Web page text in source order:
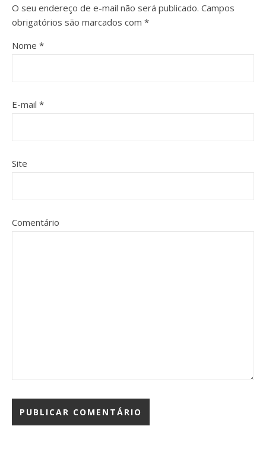
O seu endereço de e-mail não será publicado. Campos
obrigatórios são marcados com *
Nome *
E-mail *
Site
Comentário